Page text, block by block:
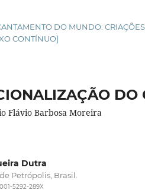
DO MUNDO:
CONTÍNUO]
DO
Flávio Barbosa Moreira
Dutra
Petrópolis, Brasil.
5292-289X